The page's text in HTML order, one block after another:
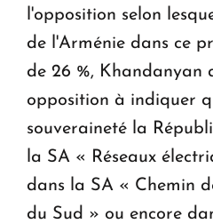
l'opposition selon
de l'Arménie dans ce
de 26 %, Khandanyan
opposition à indiquer
souveraineté la
la SA « Réseaux
dans la SA « Chemin
du Sud » ou encore